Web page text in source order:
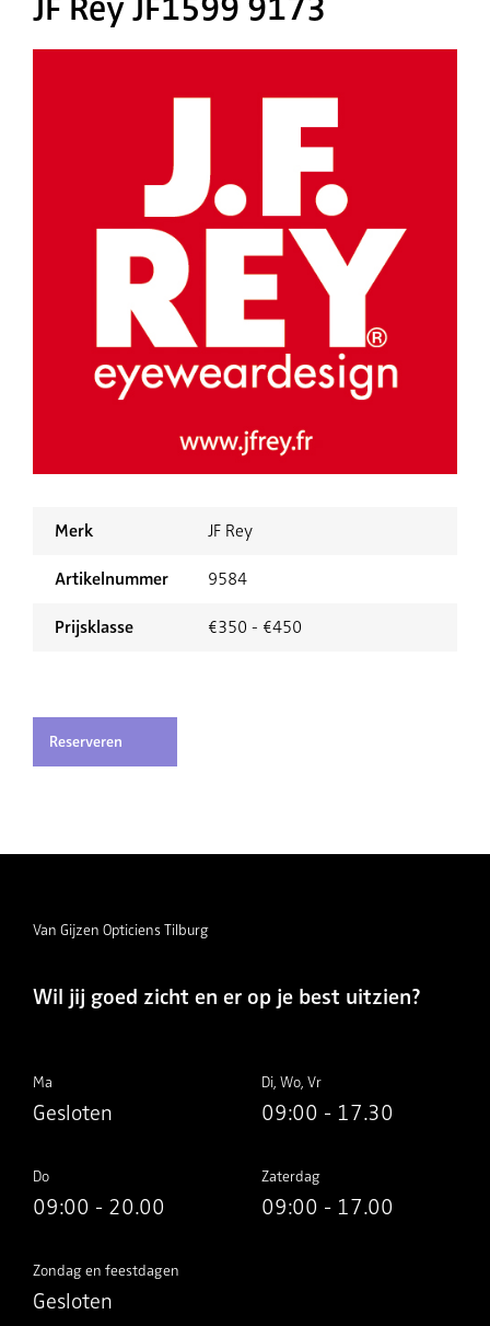
Merk JF Rey
Artikelnummer 9584
Prijsklasse €350 - €450
Reserveren
Van Gijzen Opticiens Tilburg
Wil jij goed zicht en er op je best uitzien?
Ma
Gesloten
Di, Wo, Vr
09:00 - 17.30
Do
09:00 - 20.00
Zaterdag
09:00 - 17.00
Zondag en feestdagen
Gesloten